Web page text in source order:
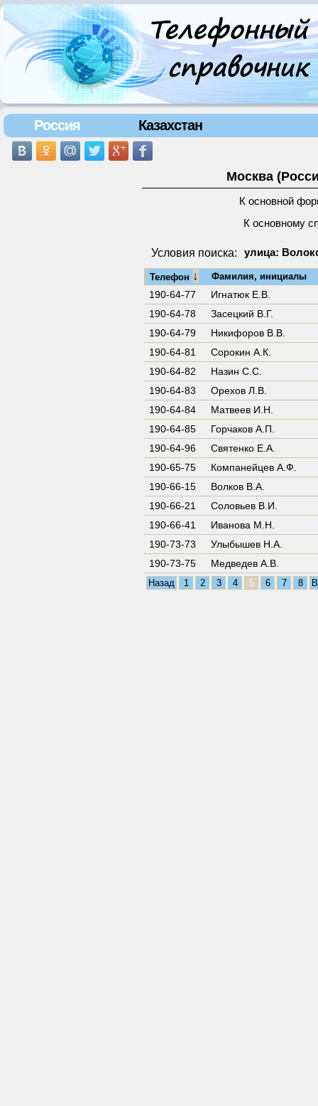
Россия Казахстан
Москва
К основной
К основному
Условия поиска: улица:
Телефон ↓ Фамилия, инициалы
190-64-77
Игнатюк Е.В.
190-64-78
Засецкий В.Г.
190-64-79
Никифоров В.В.
190-64-81
Сорокин А.К.
190-64-82
Назин С.С.
190-64-83
Орехов Л.В.
190-64-84
Матвеев И.Н.
190-64-85
Горчаков А.П.
190-64-96
Святенко Е.А.
190-65-75
Компанейцев А.Ф.
190-66-15
Волков В.А.
190-66-21
Соловьев В.И.
190-66-41
Иванова М.Н.
190-73-73
Улыбышев Н.А.
190-73-75
Медведев А.В.
Назад 1 2 3 4 5 6 7 8